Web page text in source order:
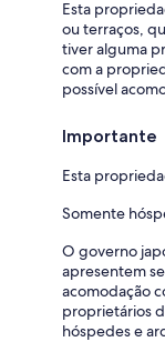
Esta
ou terraços,
tiver alguma
com a
possível
Importante
Esta
Somente
O governo
apresentem
acomodação
proprietários
hóspedes e